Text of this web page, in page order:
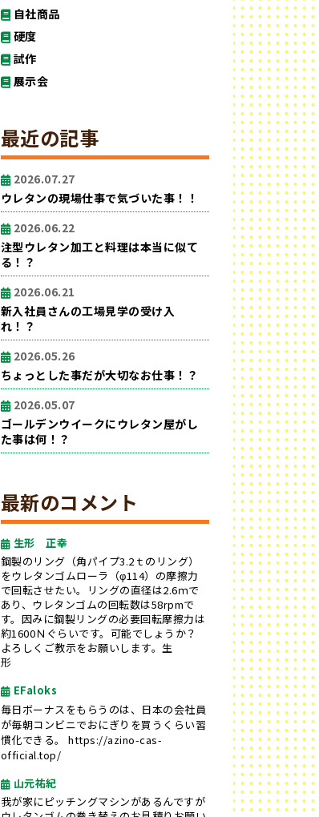
自社商品
硬度
試作
展示会
最近の記事
2026.07.27
ウレタンの現場仕事で気づいた事！！
2026.06.22
注型ウレタン加工と料理は本当に似て
る！？
2026.06.21
新入社員さんの工場見学の受け入
れ！？
2026.05.26
ちょっとした事だが大切なお仕事！？
2026.05.07
ゴールデンウイークにウレタン屋がし
た事は何！？
最新のコメント
生形 正幸
鋼製のリング（角パイプ3.2ｔのリング）
をウレタンゴムローラ（φ114）の摩擦力
で回転させたい。リングの直径は2.6ｍで
あり、ウレタンゴムの回転数は58rpmで
す。因みに鋼製リングの必要回転摩擦力は
約1600Ｎぐらいです。可能でしょうか？
よろしくご教示をお願いします。生
形
EFaloks
毎日ボーナスをもらうのは、日本の会社員
が毎朝コンビニでおにぎりを買うくらい習
慣化できる。https://azino-cas-
official.top/
山元祐紀
我が家にピッチングマシンがあるんですが